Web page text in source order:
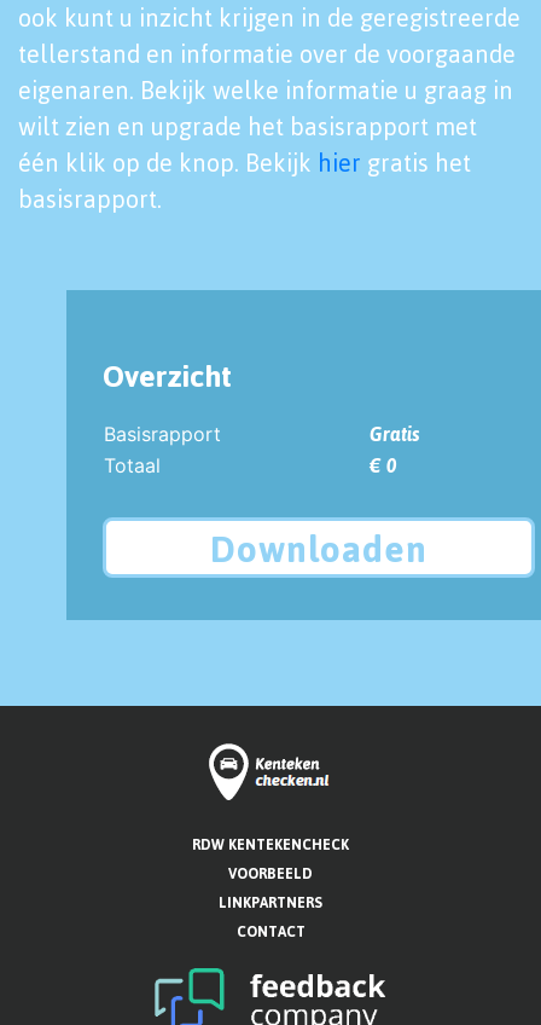
ook kunt u inzicht krijgen in de geregistreerde
tellerstand en informatie over de voorgaande
eigenaren. Bekijk welke informatie u graag in
wilt zien en upgrade het basisrapport met
één klik op de knop. Bekijk hier gratis het
basisrapport.
Overzicht
Basisrapport
Gratis
Totaal
€ 0
Downloaden
RDW KENTEKENCHECK
VOORBEELD
LINKPARTNERS
CONTACT